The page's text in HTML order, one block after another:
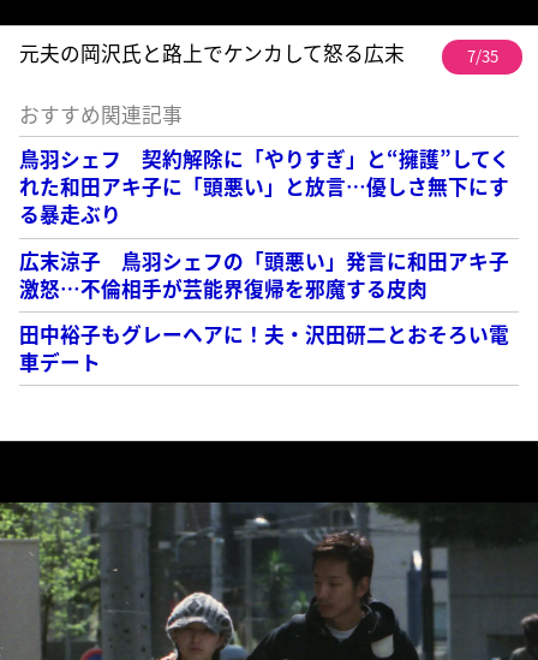
元夫の岡沢氏と路上でケンカして怒る広末 7/35
おすすめ関連記事
鳥羽シェフ 契約解除に「やりすぎ」と“擁護”してく
れた和田アキ子に「頭悪い」と放言…優しさ無下にす
る暴走ぶり
広末涼子 鳥羽シェフの「頭悪い」発言に和田アキ子
激怒…不倫相手が芸能界復帰を邪魔する皮肉
田中裕子もグレーヘアに！夫・沢田研二とおそろい電
車デート